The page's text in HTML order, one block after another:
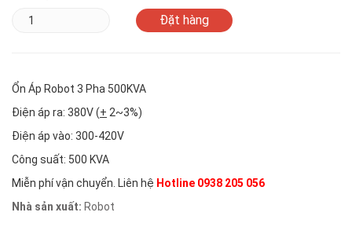
Ổn Áp Robot 3 Pha 500KVA
Điện áp ra: 380V (+ 2~3%)
Điện áp vào: 300-420V
Công suất: 500 KVA
Miễn phí vận chuyển. Liên hệ Hotline 0938 205 056
Nhà sản xuất: Robot